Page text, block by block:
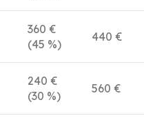
360 €
(45 %)
440 €
240 €
(30 %)
560 €